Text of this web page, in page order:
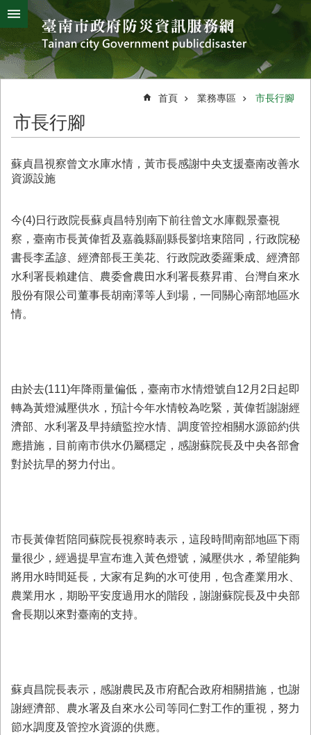
跳到主要內容區塊
搜
尋
進
階
搜
熱
字
颱
風
災
害
救
辦
簡
介
災
防
新
聞
便
民
服
務
回
首
頁
市
府
首頁 業務專區 市長行腳
市長行腳
蘇貞昌視察曾文水庫水情，黃市長感謝中央支援臺南改善水
資源設施
今(4)日行政院長蘇貞昌特別南下前往曾文水庫觀景臺視
察，臺南市長黃偉哲及嘉義縣副縣長劉培東陪同，行政院秘
書長李孟諺、經濟部長王美花、行政院政委羅秉成、經濟部
水利署長賴建信、農委會農田水利署長蔡昇甫、台灣自來水
股份有限公司董事長胡南澤等人到場，一同關心南部地區水
情。
由於去(111)年降雨量偏低，臺南市水情燈號自12月2日起即
轉為黃燈減壓供水，預計今年水情較為吃緊，黃偉哲謝謝經
濟部、水利署及早持續監控水情、調度管控相關水源節約供
應措施，目前南市供水仍屬穩定，感謝蘇院長及中央各部會
對於抗旱的努力付出。
市長黃偉哲陪同蘇院長視察時表示，這段時間南部地區下雨
量很少，經過提早宣布進入黃色燈號，減壓供水，希望能夠
將用水時間延長，大家有足夠的水可使用，包含產業用水、
農業用水，期盼平安度過用水的階段，謝謝蘇院長及中央部
會長期以來對臺南的支持。
蘇貞昌院長表示，感謝農民及市府配合政府相關措施，也謝
謝經濟部、農水署及自來水公司等同仁對工作的重視，努力
節水調度及管控水資源的供應。